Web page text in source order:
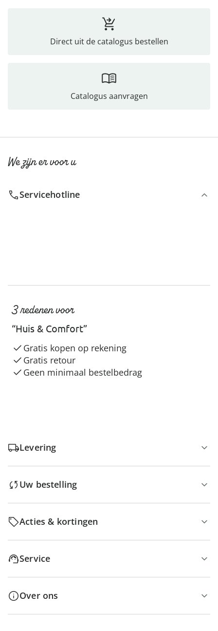
Direct uit de catalogus bestellen
Catalogus aanvragen
We zijn er voor u
Servicehotline
3 redenen voor
“Huis & Comfort”
Gratis kopen op rekening
Gratis retour
Geen minimaal bestelbedrag
Levering
Uw bestelling
Acties & kortingen
Service
Over ons